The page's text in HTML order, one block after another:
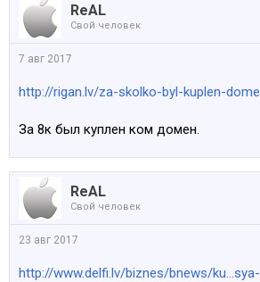
ReAL
Свой человек
7 авг 2017
http://rigan.lv/za-skolko-byl-kuplen-
За 8к был куплен ком домен.
ReAL
Свой человек
23 авг 2017
http://www.delfi.lv/biznes/bnews/